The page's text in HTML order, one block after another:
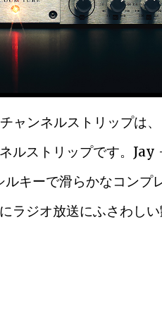
ンネルストリップは
ルストリップです。
キーで滑らかなコンプ
ラジオ放送にふさわし